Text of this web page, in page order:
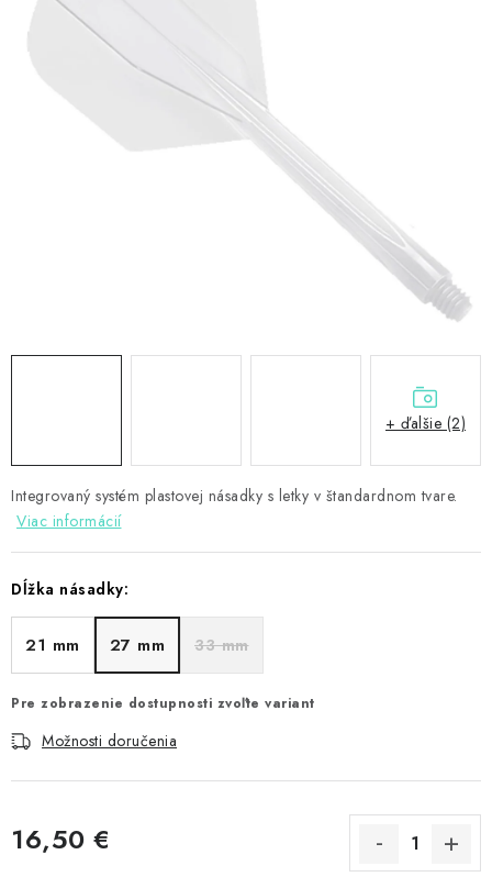
Integrovaný systém plastovej násadky s letky v štandardnom tvare.
Viac informácií
Dĺžka násadky:
21 mm 27 mm 33 mm
Pre zobrazenie dostupnosti zvoľte variant
Možnosti doručenia
16,50 €
+ ďalšie (2)